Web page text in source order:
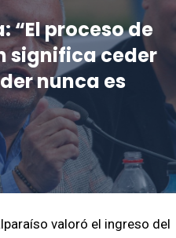
“El proceso de
significa ceder
nunca es
valoró el ingreso del